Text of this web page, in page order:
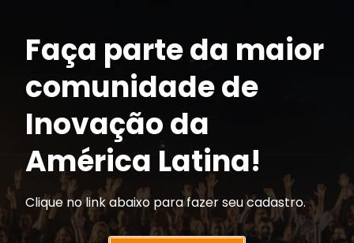
Faça parte da maior
comunidade de
Inovação da
América Latina!
Clique no link abaixo para fazer seu cadastro.